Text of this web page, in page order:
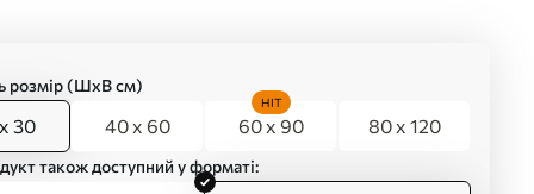
розмір (ШхВ см)
30 40 x 60 60 x 90
HIT
80 x 120
також доступний у форматі: